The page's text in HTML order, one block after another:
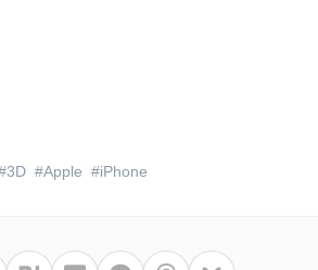
3D Apple iPhone